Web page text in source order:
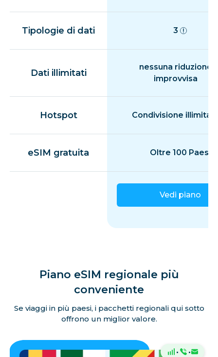
Tipologie di dati 3
Dati illimitati
nessuna riduzione
improvvisa
Hotspot Condivisione
eSIM gratuita Oltre 100 Paesi
Vedi piano
Piano eSIM regionale più
conveniente
Se viaggi in più paesi, i pacchetti regionali qui sotto
offrono un miglior valore.
· ·